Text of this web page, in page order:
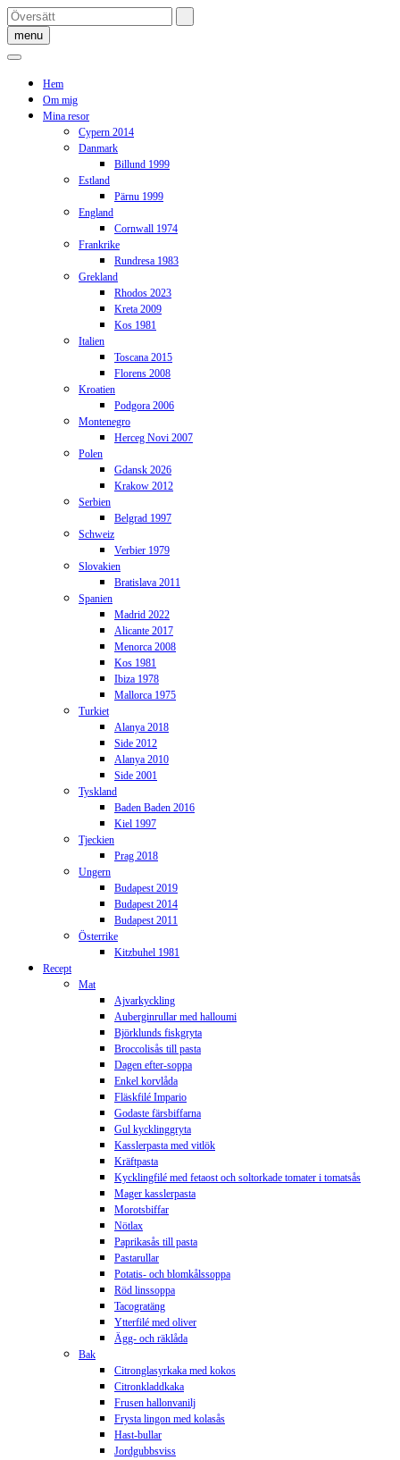
Skip
to
content
menu
Hem
Om mig
Mina resor
Cypern 2014
Danmark
Billund 1999
Estland
Pärnu 1999
England
Cornwall 1974
Frankrike
Rundresa 1983
Grekland
Rhodos 2023
Kreta 2009
Kos 1981
Italien
Toscana 2015
Florens 2008
Kroatien
Podgora 2006
Montenegro
Herceg Novi 2007
Polen
Gdansk 2026
Krakow 2012
Serbien
Belgrad 1997
Schweiz
Verbier 1979
Slovakien
Bratislava 2011
Spanien
Madrid 2022
Alicante 2017
Menorca 2008
Kos 1981
Ibiza 1978
Mallorca 1975
Turkiet
Alanya 2018
Side 2012
Alanya 2010
Side 2001
Tyskland
Baden Baden 2016
Kiel 1997
Tjeckien
Prag 2018
Ungern
Budapest 2019
Budapest 2014
Budapest 2011
Österrike
Kitzbuhel 1981
Recept
Mat
Ajvarkyckling
Auberginrullar med halloumi
Björklunds fiskgryta
Broccolisås till pasta
Dagen efter-soppa
Enkel korvlåda
Fläskfilé Impario
Godaste färsbiffarna
Gul kycklinggryta
Kasslerpasta med vitlök
Kräftpasta
Kycklingfilé med fetaost och soltorkade tomater i tomatsås
Mager kasslerpasta
Morotsbiffar
Nötlax
Paprikasås till pasta
Pastarullar
Potatis- och blomkålssoppa
Röd linssoppa
Tacogratäng
Ytterfilé med oliver
Ägg- och räklåda
Bak
Citronglasyrkaka med kokos
Citronkladdkaka
Frusen hallonvanilj
Frysta lingon med kolasås
Hast-bullar
Jordgubbsviss